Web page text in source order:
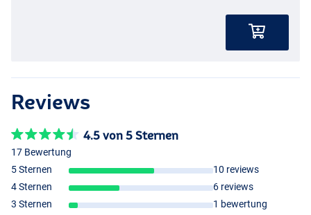
Reviews
4.5 von 5 Sternen
17 Bewertung
5 Sternen
10 reviews
4 Sternen
6 reviews
3 Sternen
1 bewertung